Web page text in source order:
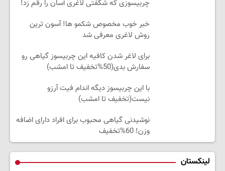
چربیسوزی که شگفتی لاغری آسان را رقم زد!
خبر خوب مخصوص شکمو ها! آسون ترین
روش لاغری معرفی شد
برای لاغر شدن کافیه این چربیسوز گیاهی رو
سفارش بدی(50%تخفیف تا امشب)
با این چربیسوز دیگه اندام فیت آرزو
نیست(تخفیف تا امشب)
نوشیدنی گیاهی محبوب برای افراد دارای اضافه
وزن! 60%تخفیف
لینکستان